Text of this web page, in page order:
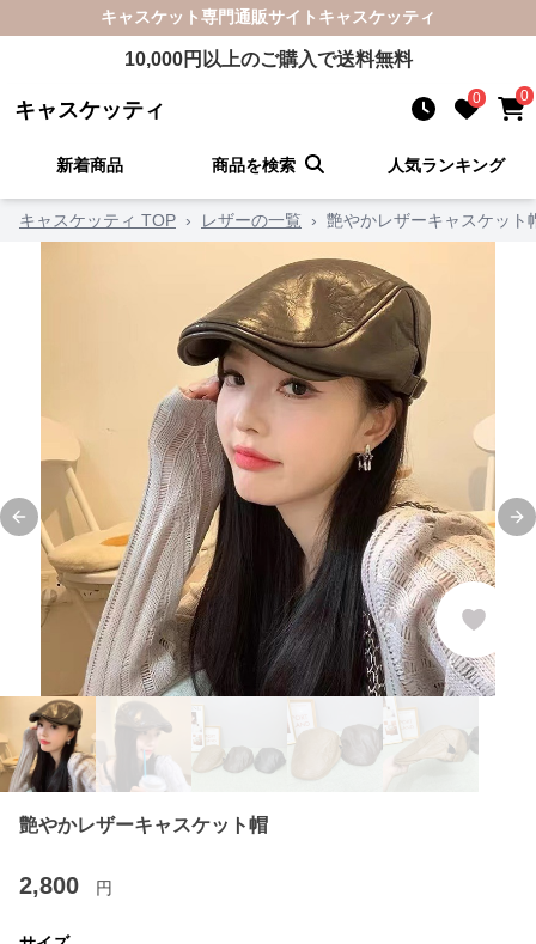
キャスケット専門通販サイト キャスケッティ
10,000円以上のご購入で送料無料
キャスケッティ 0 0
新着商品 商品を検索 人気ランキング
キャスケッティ TOP › レザーの一覧 › 艶やかレザーキャスケット
Previous slide
艶やかレザーキャスケット帽
2,800 円